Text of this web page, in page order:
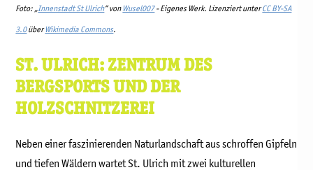
Foto: „Innenstadt St Ulrich“ vonWusel007-Eigenes Werk. Lizenziert unterCC BY-SA
3.0überWikimedia Commons.
ST. ULRICH: ZENTRUM DES
BERGSPORTS UND DER
HOLZSCHNITZEREI
Neben einer faszinierenden Naturlandschaft aus schroffen Gipfeln
und tiefen Wäldern wartet St. Ulrich mit zwei kulturellen